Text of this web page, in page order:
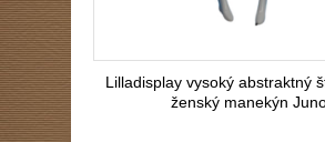
Lilladisplay vysoký abstraktný
ženský manekýn